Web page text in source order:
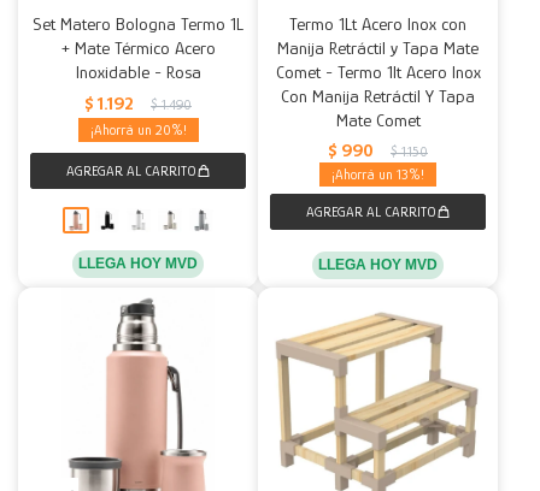
Set Matero Bologna Termo 1L
+ Mate Térmico Acero
Inoxidable - Rosa
$ 1.192 $ 1.490
20
LLEGA HOY MVD
Termo 1Lt Acero Inox con
Manija Retráctil y Tapa Mate
Comet - Termo 1lt Acero Inox
Con Manija Retráctil Y Tapa
Mate Comet
$ 990 $ 1.150
13
LLEGA HOY MVD